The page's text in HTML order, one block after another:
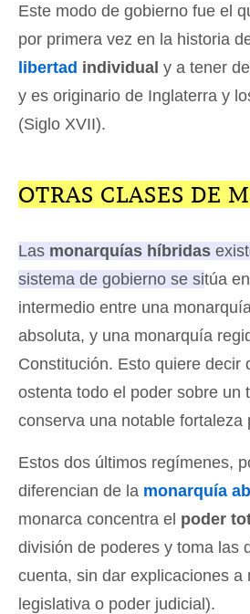
Este modo de gobierno fue el
por primera vez en la historia
libertad individual y a tener
y es originario de Inglaterra y
(Siglo XVII).
OTRAS CLASES DE
Las monarquías híbridas
sistema de gobierno se sitúa
intermedio entre una
absoluta, y una monarquía
Constitución. Esto quiere decir
ostenta todo el poder sobre un
conserva una notable fortaleza
Estos dos últimos regímenes,
diferencian de la monarquía
monarca concentra el poder
división de poderes y toma las
cuenta, sin dar explicaciones a
legislativa o poder judicial).